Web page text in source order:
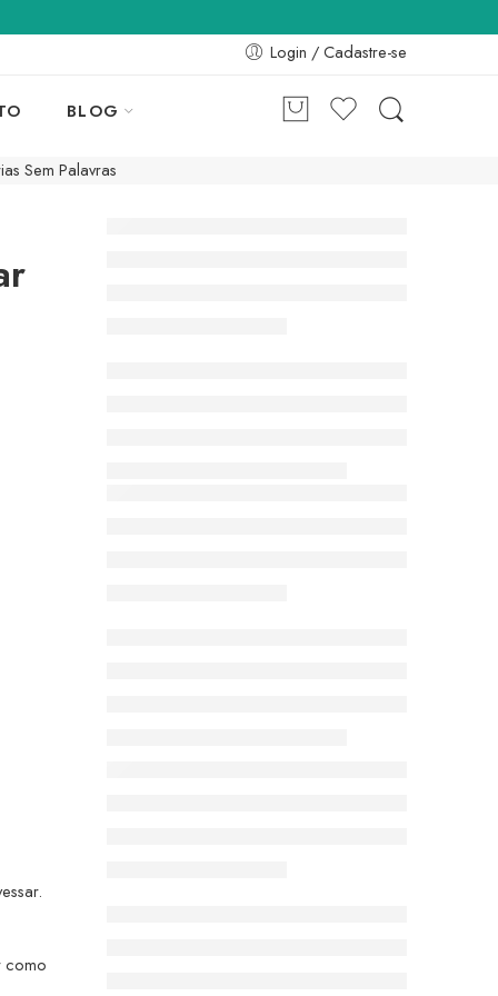
Login / Cadastre-se
BLOG
Sem Palavras
como